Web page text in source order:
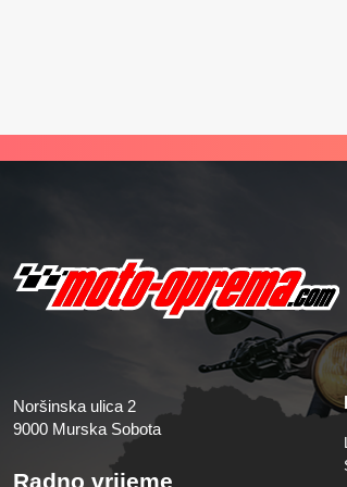
Noršinska ulica 2
9000 Murska Sobota
Radno vrijeme